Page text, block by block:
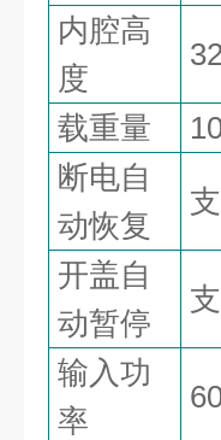
内腔高
度
载重量
断电自
动恢复
开盖自
动暂停
输入功
率